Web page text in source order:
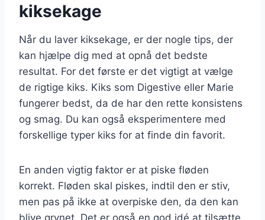
kiksekage
Når du laver kiksekage, er der nogle tips, der
kan hjælpe dig med at opnå det bedste
resultat. For det første er det vigtigt at vælge
de rigtige kiks. Kiks som Digestive eller Marie
fungerer bedst, da de har den rette konsistens
og smag. Du kan også eksperimentere med
forskellige typer kiks for at finde din favorit.
En anden vigtig faktor er at piske fløden
korrekt. Fløden skal piskes, indtil den er stiv,
men pas på ikke at overpiske den, da den kan
blive grynet. Det er også en god idé at tilsætte